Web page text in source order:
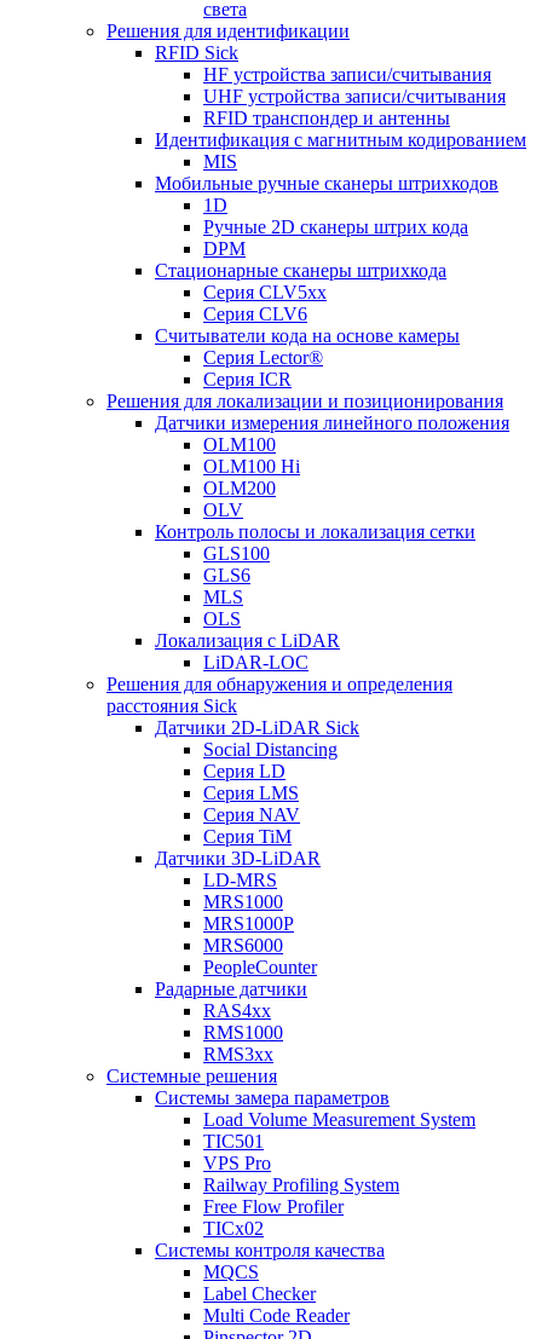
света
Решения для идентификации
RFID Sick
HF устройства записи/считывания
UHF устройства записи/считывания
RFID транспондер и антенны
Идентификация с магнитным кодированием
MIS
Мобильные ручные сканеры штрихкодов
1D
Ручные 2D сканеры штрих кода
DPM
Стационарные сканеры штрихкода
Серия CLV5xx
Серия CLV6
Считыватели кода на основе камеры
Серия Lector®
Серия ICR
Решения для локализации и позиционирования
Датчики измерения линейного положения
OLM100
OLM100 Hi
OLM200
OLV
Контроль полосы и локализация сетки
GLS100
GLS6
MLS
OLS
Локализация с LiDAR
LiDAR-LOC
Решения для обнаружения и определения
расстояния Sick
Датчики 2D-LiDAR Sick
Social Distancing
Серия LD
Серия LMS
Серия NAV
Серия TiM
Датчики 3D-LiDAR
LD-MRS
MRS1000
MRS1000P
MRS6000
PeopleCounter
Радарные датчики
RAS4xx
RMS1000
RMS3xx
Системные решения
Системы замера параметров
Load Volume Measurement System
TIC501
VPS Pro
Railway Profiling System
Free Flow Profiler
TICx02
Системы контроля качества
MQCS
Label Checker
Multi Code Reader